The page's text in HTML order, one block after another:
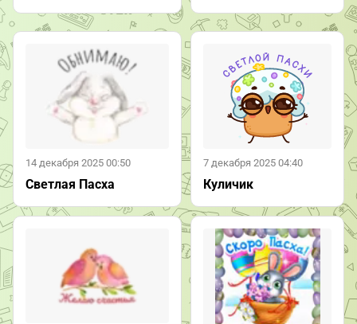
14 декабря 2025 00:50
Светлая Пасха
7 декабря 2025 04:40
Куличик